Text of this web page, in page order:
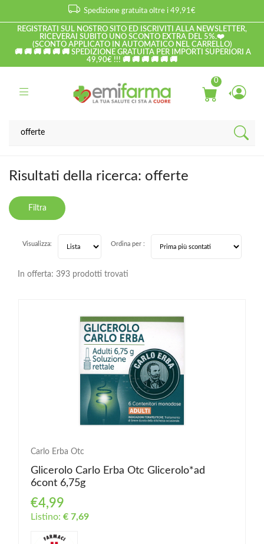
Spedizione gratuita oltre i 49,91€
REGISTRATI SUL NOSTRO SITO ED ISCRIVITI ALLA NEWSLETTER,
RICEVERAI SUBITO UNO SCONTO EXTRA DEL 5%.❤️
(SCONTO APPLICATO IN AUTOMATICO NEL CARRELLO)
🚚 🚚 🚚 🚚 🚚 🚚 SPEDIZIONE GRATUITA PER IMPORTI SUPERIORI A
49,90€ !!! 🚚 🚚 🚚 🚚 🚚 🚚
0
Home Risultati della ricerca prodotti offerte
Risultati della ricerca: offerte
Filtra
In offerta: 393 prodotti trovati
Visualizza: Ordina per :
Carlo Erba Otc
Glicerolo Carlo Erba Otc Glicerolo*ad
6cont 6,75g
€4,99
Listino: € 7,69